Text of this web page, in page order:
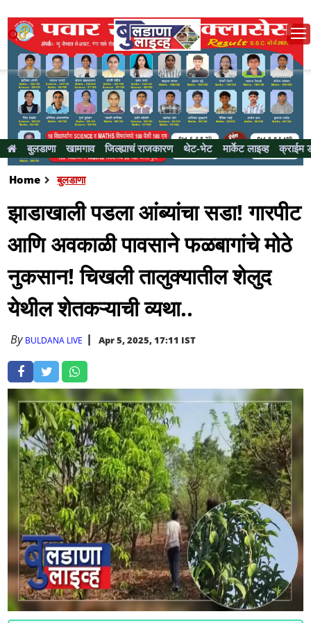
बुलडाणा खामगाव जिल्ह्याचं राजकारण थेट-भेट मार्केट लाइव्ह क्राईम
Home बुलडाणा
झाडाखाली पडला आंब्यांचा सडा! गारपीट
आणि अवकाळी पावसाने फळबागांचे मोठे
नुकसान! चिखली तालुक्यातील शेलुद
येथील शेतकऱ्याची व्यथा..
By BULDANA LIVE Apr 5, 2025, 17:11 IST